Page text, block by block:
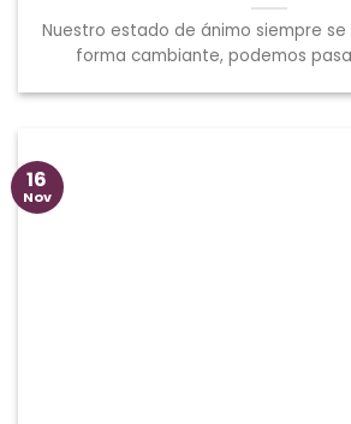
Nuestro estado de ánimo siempre
forma cambiante, podemos
16
Nov